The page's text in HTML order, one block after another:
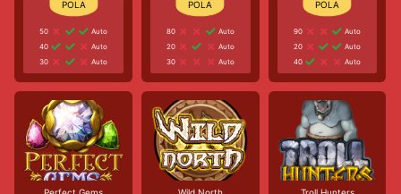
50
Auto
40
Auto
30
Auto
80
Auto
20
Auto
30
Auto
90
Auto
20
Auto
40
Auto